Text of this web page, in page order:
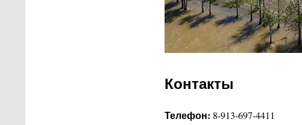
Контакты
Телефон: 8-913-697-4411